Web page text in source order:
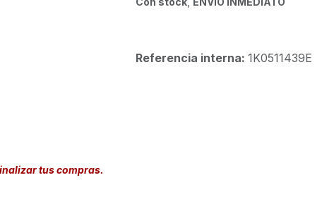
Referencia interna: 1K0511439E
tus compras.